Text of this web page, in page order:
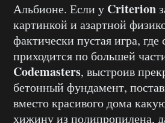
Альбионе. Если у Criterion
картинкой и азартной
фактически пустая игра, где
приходится по большей
Codemasters, выстроив
бетонный фундамент,
вместо красивого дома
хижину из полипропилена,